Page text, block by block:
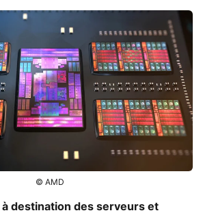
© AMD
à destination des serveurs et